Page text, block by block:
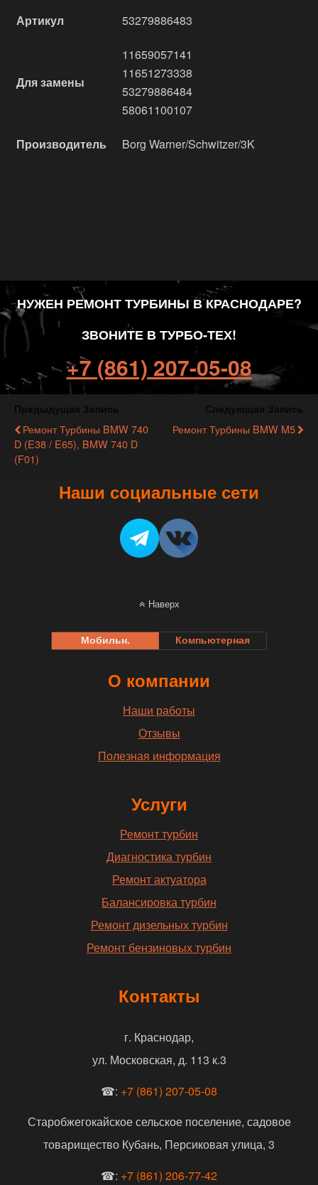
Артикул
53279886483
Для замены
11659057141
11651273338
53279886484
58061100107
Производитель Borg Warner/Schwitzer/3K
НУЖЕН РЕМОНТ ТУРБИНЫ В КРАСНОДАРЕ?
ЗВОНИТЕ В ТУРБО-ТЕХ!
+7 (861) 207-05-08
Ремонт Турбины BMW 740
D (E38 / E65), BMW 740 D
(F01)
Ремонт Турбины BMW M5
Наши социальные сети
Наверх
Мобильн. Компьютерная
О компании
Наши работы
Отзывы
Полезная информация
Услуги
Ремонт турбин
Диагностика турбин
Ремонт актуатора
Балансировка турбин
Ремонт дизельных турбин
Ремонт бензиновых турбин
Контакты
г. Краснодар,
ул. Московская, д. 113 к.3
☎: +7 (861) 207-05-08
Старобжегокайское сельское поселение, садовое
товарищество Кубань, Персиковая улица, 3
☎: +7 (861) 206-77-42